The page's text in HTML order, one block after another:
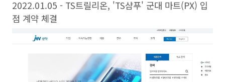
2022.01.05 - TS트릴리온, 'TS샴푸' 군대 마트(PX) 입
점 계약 체결